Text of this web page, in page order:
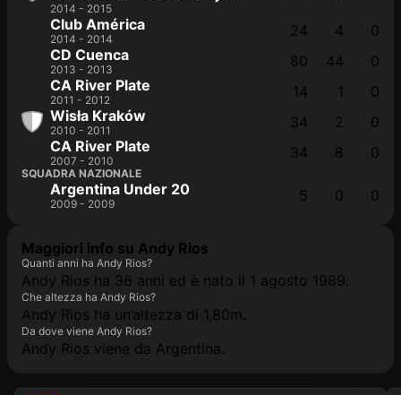
2014 - 2015
Club América
2014 - 2014 24 4
0
CD Cuenca
2013 - 2013 80 44
0
CA River Plate
2011 - 2012 14 1
0
Wisła Kraków
2010 - 2011 34 2
0
CA River Plate
2007 - 2010 34 8 0
SQUADRA NAZIONALE
Argentina Under 20
2009 - 2009 5 0 0
Maggiori info su Andy Rios
Quanti anni ha Andy Rios?
Andy Rios ha 36 anni ed è nato il 1 agosto 1989.
Che altezza ha Andy Rios?
Andy Rios ha un’altezza di 1,80m.
Da dove viene Andy Rios?
Andy Rios viene da Argentina.